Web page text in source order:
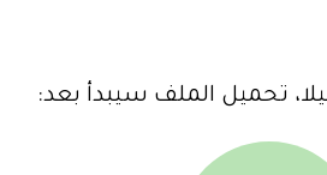
تحميل الملف سيبدأ بعد: